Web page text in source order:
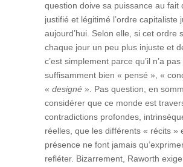
question doive sa puissance au fait
justifié et légitimé l’ordre capitaliste
aujourd’hui. Selon elle, si cet ordre
chaque jour un peu plus injuste et
c’est simplement parce qu’il n’a pas
suffisamment bien « pensé », «
« designé » . Pas question, en
considérer que ce monde est
contradictions profondes,
réelles, que les différents « récits »
présence ne font jamais
refléter. Bizarrement, Raworth